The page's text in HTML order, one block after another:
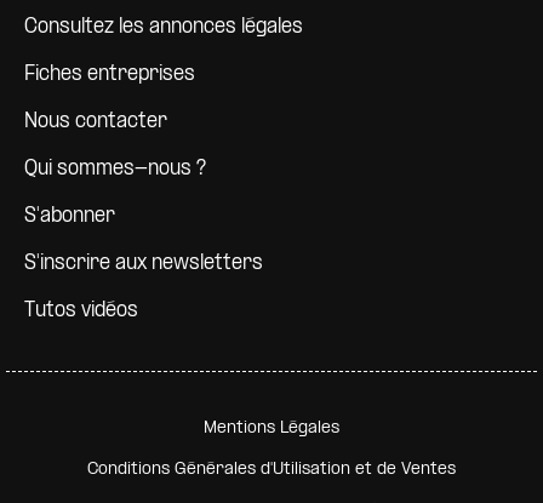
Consultez les annonces légales
Fiches entreprises
Nous contacter
Qui sommes-nous ?
S'abonner
S'inscrire aux newsletters
Tutos vidéos
Pied de page secondaire
Mentions Légales
Conditions Générales d'Utilisation et de Ventes